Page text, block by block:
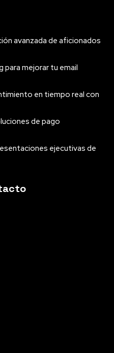
avanzada de aficionados
mejorar tu email
en tiempo real con
de pago
ejecutivas de